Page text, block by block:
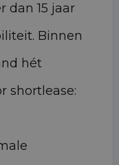
dan 15 jaar
Binnen
hét
shortlease: